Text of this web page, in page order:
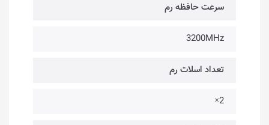
سرعت حافظه رم
3200MHz
تعداد اسلات رم
2×